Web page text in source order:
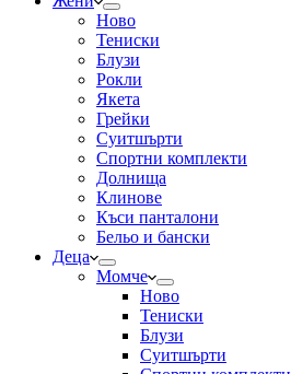
Ново
Тениски
Блузи
Рокли
Якета
Грейки
Суитшърти
Спортни комплекти
Долнища
Клинове
Къси панталони
Бельо и бански
Деца
Момче
Ново
Тениски
Блузи
Суитшърти